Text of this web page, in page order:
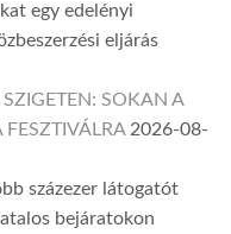
egy edelényi
eljárás
SOKAN A
2026-08-
százezer látogatót
bejáratokon